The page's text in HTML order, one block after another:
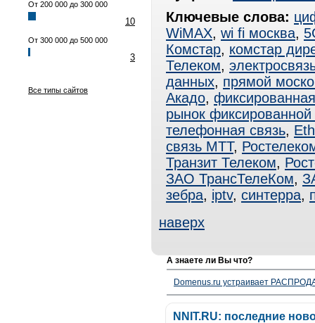
От 200 000 до 300 000
10
От 300 000 до 500 000
3
Все типы сайтов
Ключевые слова:
WiMAX, wi fi москва,
Комстар, комстар
Телеком,
данных, прямой
Акадо,
рынок фиксированной
телефонная связь,
связь МТТ,
Транзит Телеком,
ЗАО ТрансТелеКом,
зебра, iptv, синтерра,
наверх
А знаете ли Вы что?
Domenus.ru устраивает
NNIT.RU: последние